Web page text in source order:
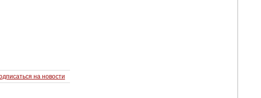
на новости